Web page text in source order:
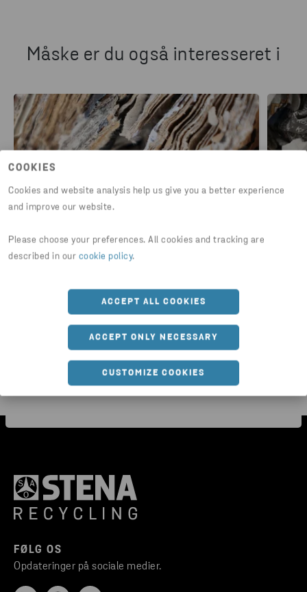
COOKIES
Cookies and website analysis help us give you a better experience
and improve our website.
Please choose your preferences. All cookies and tracking are
described in our cookie policy.
ACCEPT ALL COOKIES
ACCEPT ONLY NECESSARY
CUSTOMIZE COOKIES
Måske er du også interesseret i
PAPIR
faktisk kan genanvendes
FØLG OS
Opdateringer på sociale medier.